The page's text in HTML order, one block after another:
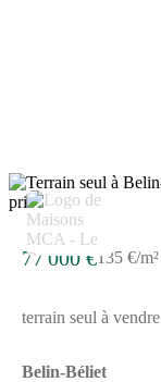
77 000 €135 €/m²
terrain seul à vendre
Belin-Béliet